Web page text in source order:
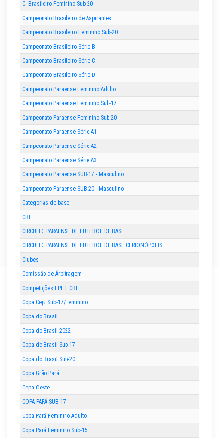
C. Brasileiro Feminino Sub 20
Campeonato Brasileiro de Aspirantes
Campeonato Brasileiro Feminino Sub-20
Campeonato Brasileiro Série B
Campeonato Brasileiro Série C
Campeonato Brasileiro Série D
Campeonato Paraense Feminino Adulto
Campeonato Paraense Feminino Sub-17
Campeonato Paraense Feminino Sub-20
Campeonato Paraense Série A1
Campeonato Paraense Série A2
Campeonato Paraense Série A3
Campeonato Paraense SUB-17 - Masculino
Campeonato Paraense SUB-20 - Masculino
Categorias de base
CBF
CIRCUITO PARAENSE DE FUTEBOL DE BASE
CIRCUITO PARAENSE DE FUTEBOL DE BASE CURIONÓPOLIS
Clubes
Comissão de Árbitragem
Competições FPF E CBF
Copa Ceju Sub-17/Feminino
Copa do Brasil
Copa do Brasil 2022
Copa do Brasil Sub-17
Copa do Brasil Sub-20
Copa Grão Pará
Copa Oeste
COPA PARÁ SUB-17
Copa Pará Feminino Adulto
Copa Pará Feminino Sub-15